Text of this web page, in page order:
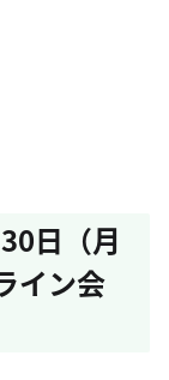
日（月
イン会